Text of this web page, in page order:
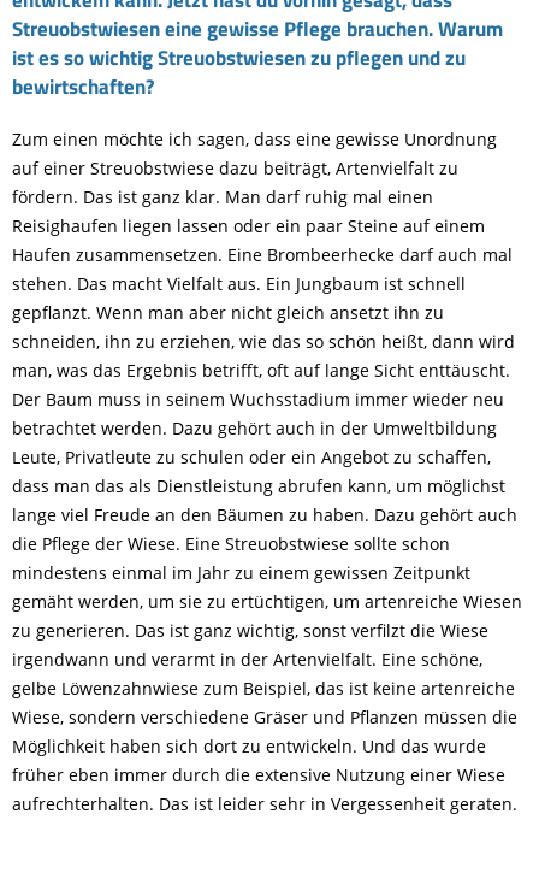
Streuobstwiesen eine gewisse Pflege brauchen. Warum
ist es so wichtig Streuobstwiesen zu pflegen und zu
bewirtschaften?
Zum einen möchte ich sagen, dass eine gewisse Unordnung
auf einer Streuobstwiese dazu beiträgt, Artenvielfalt zu
fördern. Das ist ganz klar. Man darf ruhig mal einen
Reisighaufen liegen lassen oder ein paar Steine auf einem
Haufen zusammensetzen. Eine Brombeerhecke darf auch mal
stehen. Das macht Vielfalt aus. Ein Jungbaum ist schnell
gepflanzt. Wenn man aber nicht gleich ansetzt ihn zu
schneiden, ihn zu erziehen, wie das so schön heißt, dann wird
man, was das Ergebnis betrifft, oft auf lange Sicht enttäuscht.
Der Baum muss in seinem Wuchsstadium immer wieder neu
betrachtet werden. Dazu gehört auch in der Umweltbildung
Leute, Privatleute zu schulen oder ein Angebot zu schaffen,
dass man das als Dienstleistung abrufen kann, um möglichst
lange viel Freude an den Bäumen zu haben. Dazu gehört auch
die Pflege der Wiese. Eine Streuobstwiese sollte schon
mindestens einmal im Jahr zu einem gewissen Zeitpunkt
gemäht werden, um sie zu ertüchtigen, um artenreiche Wiesen
zu generieren. Das ist ganz wichtig, sonst verfilzt die Wiese
irgendwann und verarmt in der Artenvielfalt. Eine schöne,
gelbe Löwenzahnwiese zum Beispiel, das ist keine artenreiche
Wiese, sondern verschiedene Gräser und Pflanzen müssen die
Möglichkeit haben sich dort zu entwickeln. Und das wurde
früher eben immer durch die extensive Nutzung einer Wiese
aufrechterhalten. Das ist leider sehr in Vergessenheit geraten.